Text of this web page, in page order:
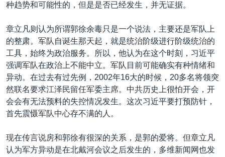
种趋势和可能性的，但是是否已经发生，并无证据。
章立凡则认为所谓郭徐余毒只是一个说法，主要还是军队上
的整肃。军队自诞生那天起，就是统治阶级进行阶级统治的
工具，始终为政治服务。所以，他认为在这个时刻，习近平
强调军队在政治上不能中立。军队目前可能确实有种情绪和
异动。在过去有过先例，2002年16大的时候，20多名将领突
然联名要求江泽民留任军委主席。中共历史上很怕开会，开
会会有无法预料的失控情况发生。这次习近平要打预防针，
首先震慑军队中心存不满的人。
现在传言说房和郭徐有很深的关系，是郭的爱将。但章立凡
认为军方异动是在北戴河会议之后发生的，多维新闻网也发